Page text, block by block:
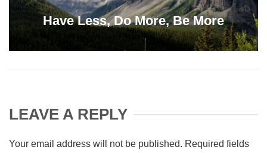
Have Less, Do More, Be More
LEAVE A REPLY
Your email address will not be published. Required fields